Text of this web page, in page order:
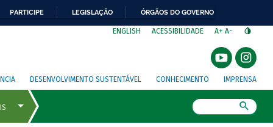
PARTICIPE LEGISLAÇÃO ÓRGÃOS DO GOVERNO
ENGLISH ACESSIBILIDADE A+ A-
DESENVOLVIMENTO SUSTENTÁVEL CONHECIMENTO IMPRENSA